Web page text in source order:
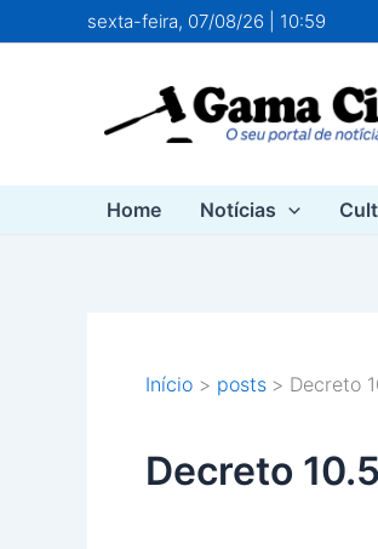
para
sexta-feira, 07/08/26 | 10:59
Home Notícias
Início posts Decreto
Decreto